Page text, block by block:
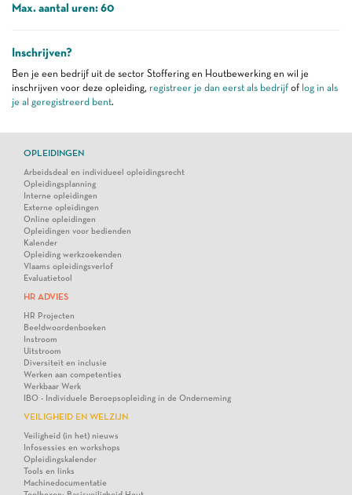
Max. aantal uren: 60
Inschrijven?
Ben je een bedrijf uit de sector Stoffering en Houtbewerking en wil je
inschrijven voor deze opleiding, registreer je dan eerst als bedrijf of log in als
je al geregistreerd bent.
OPLEIDINGEN
Arbeidsdeal en individueel opleidingsrecht
Opleidingsplanning
Interne opleidingen
Externe opleidingen
Online opleidingen
Opleidingen voor bedienden
Kalender
Opleiding werkzoekenden
Vlaams opleidingsverlof
Evaluatietool
HR ADVIES
HR Projecten
Beeldwoordenboeken
Instroom
Uitstroom
Diversiteit en inclusie
Werken aan competenties
Werkbaar Werk
IBO - Individuele Beroepsopleiding in de Onderneming
VEILIGHEID EN WELZIJN
Veiligheid (in het) nieuws
Infosessies en workshops
Opleidingskalender
Tools en links
Machinedocumentatie